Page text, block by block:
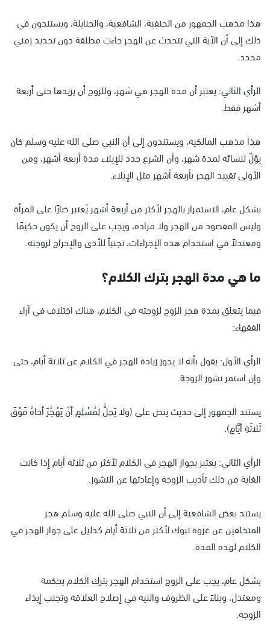
هذا مذهب الجمهور من الحنفية، الشافعية، والحنابلة، ويستندون في
ذلك إلى أن الآية التي تتحدث عن الهجر جاءت مطلقة دون تحديد زمني
محدد.
الرأي الثاني: يعتبر أن مدة الهجر هي شهر، وللزوج أن يزيدها حتى أربعة
أشهر فقط.
هذا مذهب المالكية، ويستندون إلى أن النبي صلى الله عليه وسلم كان
يؤلّ لنسائه لمدة شهر، وأن الشرع حدد للإيلاء مدة أربعة أشهر، ومن
الأولى تقييد الهجر بأربعة أشهر مثل الإيلاء.
بشكل عام، الاستمرار بالهجر لأكثر من أربعة أشهر يُعتبر ضارًا على المرأة
وليس المقصود من الهجر ولا مراده، ويجب على الزوج أن يكون حكيمًا
ومعتدلاً في استخدام هذه الإجراءات، تجنباً للأذى والإحراج لزوجته.
ما هي مدة الهجر بترك الكلام؟
فيما يتعلق بمدة هجر الزوج لزوجته في الكلام، هناك اختلاف في آراء
الفقهاء:
الرأي الأول: يقول بأنه لا يجوز زيادة الهجر في الكلام عن ثلاثة أيام، حتى
وإن استمر نشوز الزوجة.
يستند الجمهور إلى حديث ينص على (ولا يَحِلُّ لِمُسْلِمٍ أنْ يَهْجُرَ أخاهُ فَوْقَ
ثَلاثَةِ أيَّامٍ).
الرأي الثاني: يعتبر بجواز الهجر في الكلام لأكثر من ثلاثة أيام إذا كانت
الغاية من ذلك تأديب الزوجة وإعادتها عن النشوز.
يستند بعض الشافعية إلى أن النبي صلى الله عليه وسلم هجر
المتخلفين عن غزوة تبوك لأكثر من ثلاثة أيام كدليل على جواز الهجر في
الكلام لهذه المدة.
بشكل عام، يجب على الزوج استخدام الهجر بترك الكلام بحكمة
ومعتدل، وبناءً على الظروف والنية في إصلاح العلاقة وتجنب إيذاء
الزوجة.